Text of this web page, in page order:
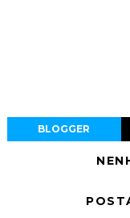
BLOGGER